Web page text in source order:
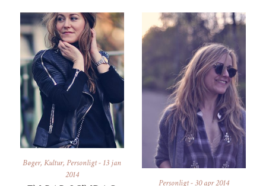
Bøger,Kultur,Personligt- 13 jan
2014
Personligt-30 apr 2014